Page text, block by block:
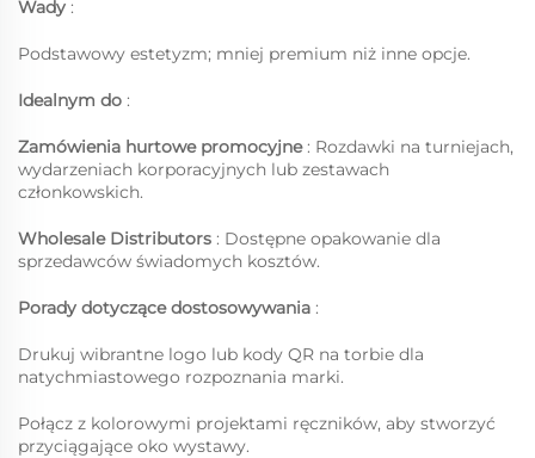
Wady :
Podstawowy estetyzm; mniej premium niż inne opcje.
Idealnym do :
Zamówienia hurtowe promocyjne : Rozdawki na turniejach,
wydarzeniach korporacyjnych lub zestawach
członkowskich.
Wholesale Distributors : Dostępne opakowanie dla
sprzedawców świadomych kosztów.
Porady dotyczące dostosowywania :
Drukuj wibrantne logo lub kody QR na torbie dla
natychmiastowego rozpoznania marki.
Połącz z kolorowymi projektami ręczników, aby stworzyć
przyciągające oko wystawy.